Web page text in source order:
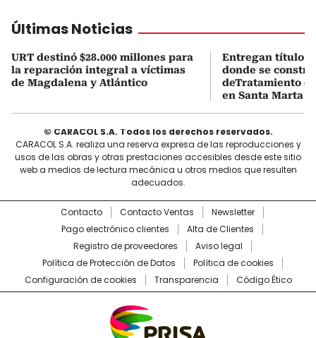
Últimas Noticias
URT destinó $28.000 millones para
la reparación integral a víctimas
de Magdalena y Atlántico
Entregan título
donde se
deTratamiento
en Santa Marta
© CARACOL S.A. Todos los derechos reservados.
CARACOL S.A. realiza una reserva expresa de las reproducciones y
usos de las obras y otras prestaciones accesibles desde este sitio
web a medios de lectura mecánica u otros medios que resulten
adecuados.
Contacto Contacto Ventas
Newsletter
Pago electrónico clientes
Alta de Clientes
Registro de proveedores
Aviso legal
Política de Protección de Datos
Política de cookies
Configuración de cookies
Transparencia Código Ético